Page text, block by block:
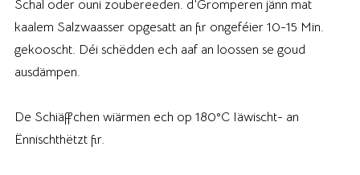
Schal oder ouni zoubereeden. d’Gromperen jänn mat
kaalem Salzwaasser opgesatt an fir ongeféier 10-15 Min.
gekooscht. Déi schëdden ech aaf an loossen se goud
ausdämpen.
De Schiäffchen wiärmen ech op 180°C Iäwischt- an
Ënnischthëtzt fir.